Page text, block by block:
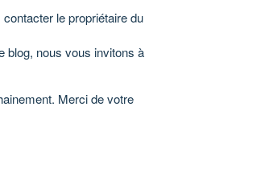
le propriétaire du
blog, nous vous invitons à
Merci de votre